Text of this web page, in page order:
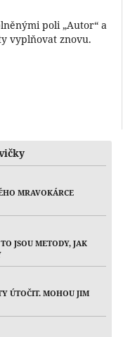
poli „Autor“ a
vyplňovat znovu.
MRAVOKÁRCE
JSOU METODY, JAK
ÚTOČIT. MOHOU JIM